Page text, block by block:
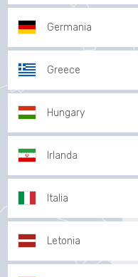
Germania
Greece
Hungary
Irlanda
Italia
Letonia